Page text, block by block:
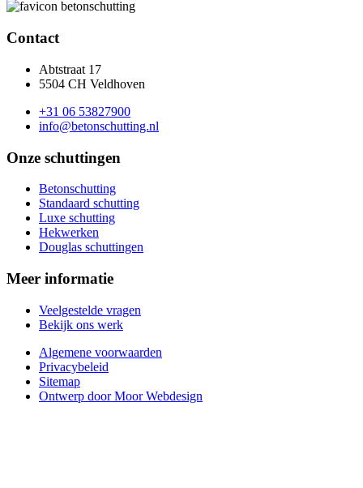
Contact
Abtstraat 17
5504 CH Veldhoven
+31 06 53827900
info@betonschutting.nl
Onze schuttingen
Betonschutting
Standaard schutting
Luxe schutting
Hekwerken
Douglas schuttingen
Meer informatie
Veelgestelde vragen
Bekijk ons werk
Algemene voorwaarden
Privacybeleid
Sitemap
Ontwerp door Moor Webdesign